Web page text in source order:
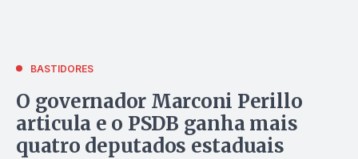
BASTIDORES
O governador Marconi Perillo
articula e o PSDB ganha mais
quatro deputados estaduais